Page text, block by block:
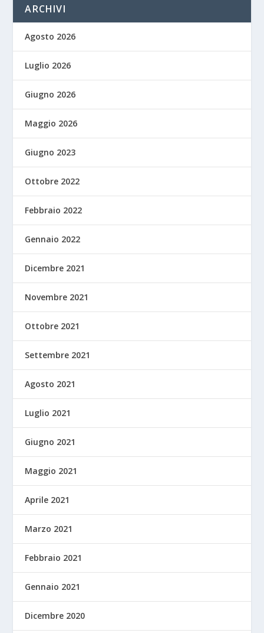
ARCHIVI
Agosto 2026
Luglio 2026
Giugno 2026
Maggio 2026
Giugno 2023
Ottobre 2022
Febbraio 2022
Gennaio 2022
Dicembre 2021
Novembre 2021
Ottobre 2021
Settembre 2021
Agosto 2021
Luglio 2021
Giugno 2021
Maggio 2021
Aprile 2021
Marzo 2021
Febbraio 2021
Gennaio 2021
Dicembre 2020